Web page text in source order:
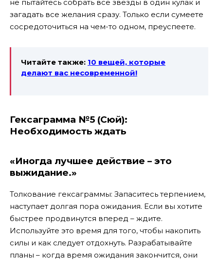
не пытайтесь собрать все звезды в один кулак и
загадать все желания сразу. Только если сумеете
сосредоточиться на чем-то одном, преуспеете.
Читайте также: 10 вещей, которые
делают вас несовременной!
Гексаграмма №5 (Сюй):
Необходимость ждать
«Иногда лучшее действие – это
выжидание.»
Толкование гексаграммы: Запаситесь терпением,
наступает долгая пора ожидания. Если вы хотите
быстрее продвинутся вперед – ждите.
Используйте это время для того, чтобы накопить
силы и как следует отдохнуть. Разрабатывайте
планы – когда время ожидания закончится, они